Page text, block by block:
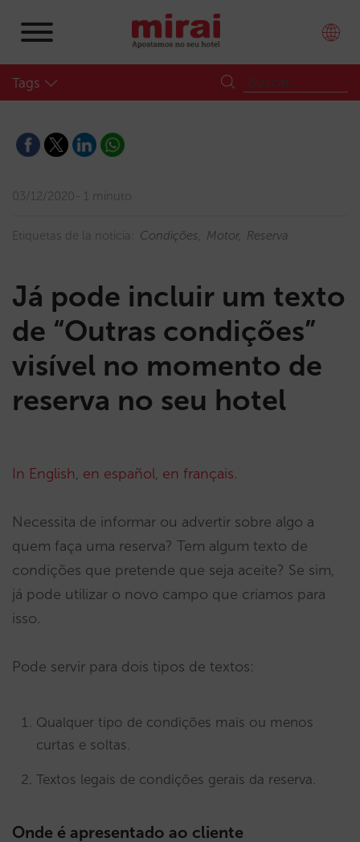
Tags
03/12/2020 1 minuto
Etiquetas de la noticia: Condições Motor Reserva
Já pode incluir um texto
de “Outras condições”
visível no momento de
reserva no seu hotel
In English, en español, en français.
Necessita de informar ou advertir sobre algo a
quem faça uma reserva? Tem algum texto de
condições que pretende que seja aceite? Se sim,
já pode utilizar o novo campo que criamos para
isso.
Pode servir para dois tipos de textos:
Qualquer tipo de condições mais ou menos
curtas e soltas.
Textos legais de condições gerais da reserva.
Onde é apresentado ao cliente